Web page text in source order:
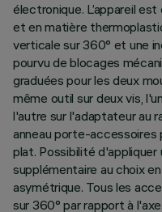
électronique. L’appareil
et en matière
verticale sur 360° et une
pourvu de blocages
graduées pour les deux
même outil sur deux vis,
l'autre sur l'adaptateur au
anneau porte-accessoires
plat. Possibilité
supplémentaire au choix
asymétrique. Tous les
sur 360° par rapport à